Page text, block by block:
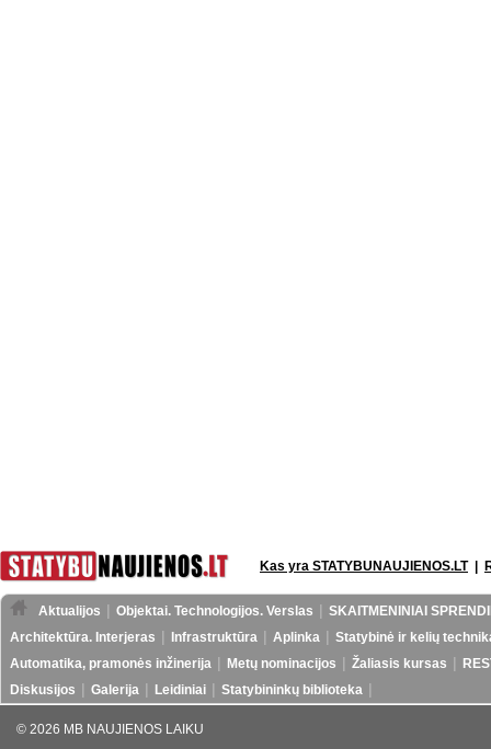
Kas yra STATYBUNAUJIENOS.LT|
Aktualijos Objektai. Technologijos. Verslas
SKAITMENINIAI
Architektūra. Interjeras
Infrastruktūra Aplinka
Statybinė ir kelių
Automatika, pramonės inžinerija
Metų nominacijos Žaliasis kursas
Diskusijos
Galerija Leidiniai Statybininkų biblioteka
© 2026 MB NAUJIENOS LAIKU